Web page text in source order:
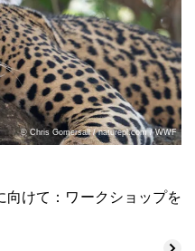
© Chris Gomersall / naturepl.com / WWF
向けて：ワークショップを